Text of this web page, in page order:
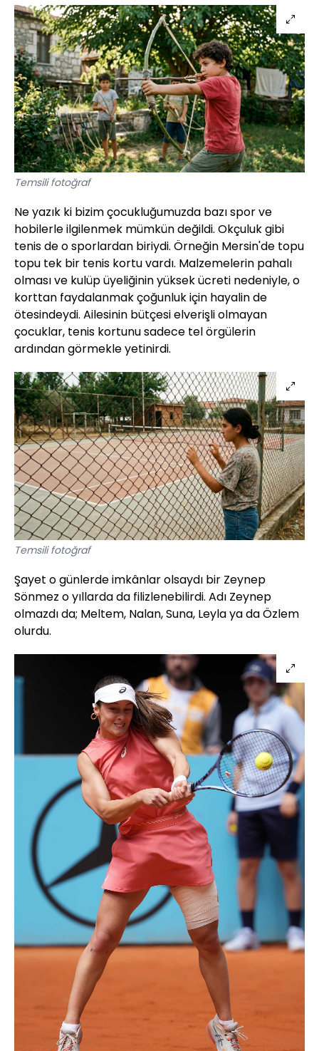
Temsili fotoğraf
Ne yazık ki bizim çocukluğumuzda bazı spor ve
hobilerle ilgilenmek mümkün değildi. Okçuluk gibi
tenis de o sporlardan biriydi. Örneğin Mersin'de topu
topu tek bir tenis kortu vardı. Malzemelerin pahalı
olması ve kulüp üyeliğinin yüksek ücreti nedeniyle, o
korttan faydalanmak çoğunluk için hayalin de
ötesindeydi. Ailesinin bütçesi elverişli olmayan
çocuklar, tenis kortunu sadece tel örgülerin
ardından görmekle yetinirdi.
Temsili fotoğraf
Şayet o günlerde imkânlar olsaydı bir Zeynep
Sönmez o yıllarda da filizlenebilirdi. Adı Zeynep
olmazdı da; Meltem, Nalan, Suna, Leyla ya da Özlem
olurdu.